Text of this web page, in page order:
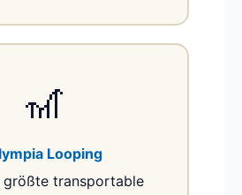
🎢
Looping
größte transportable